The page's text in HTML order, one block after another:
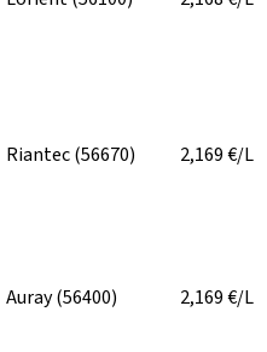
Riantec(56670) 2,169€/L
Auray(56400) 2,169€/L